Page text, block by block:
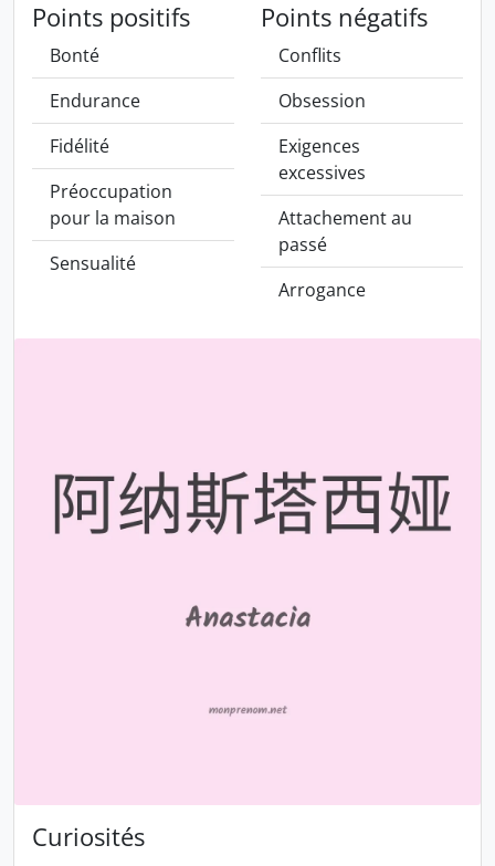
Points positifs
Bonté
Endurance
Fidélité
Préoccupation
pour la maison
Sensualité
Points négatifs
Conflits
Obsession
Exigences
excessives
Attachement au
passé
Arrogance
Curiosités